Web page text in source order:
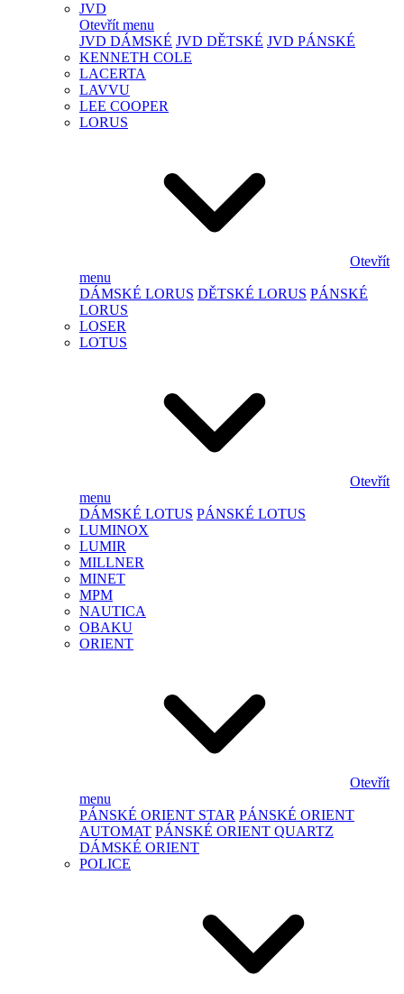
JVD
Otevřít menu
JVD DÁMSKÉ JVD DĚTSKÉ JVD PÁNSKÉ
KENNETH COLE
LACERTA
LAVVU
LEE COOPER
LORUS
Otevřít
menu
DÁMSKÉ LORUS DĚTSKÉ LORUS PÁNSKÉ
LORUS
LOSER
LOTUS
Otevřít
menu
DÁMSKÉ LOTUS PÁNSKÉ LOTUS
LUMINOX
LUMIR
MILLNER
MINET
MPM
NAUTICA
OBAKU
ORIENT
Otevřít
menu
PÁNSKÉ ORIENT STAR PÁNSKÉ ORIENT
AUTOMAT PÁNSKÉ ORIENT QUARTZ
DÁMSKÉ ORIENT
POLICE